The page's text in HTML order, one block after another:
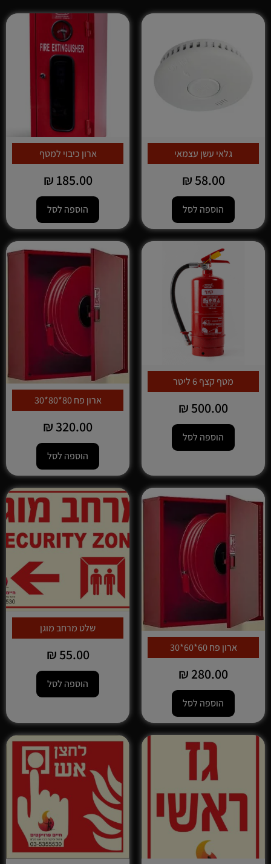
גלאי עשן עצמאי
58.00
₪
הוספה לסל
ארון כיבוי למטף
185.00
₪
הוספה לסל
מטף קצף 6 ליטר
500.00
₪
הוספה לסל
ארון פח 80*80*30
320.00
₪
הוספה לסל
ארון פח 60*60*30
280.00
₪
הוספה לסל
שלט מרחב מוגן
55.00
₪
הוספה לסל